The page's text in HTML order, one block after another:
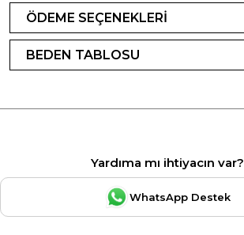
ÖDEME SEÇENEKLERİ
BEDEN TABLOSU
Yardıma mı ihtiyacın var?
WhatsApp Destek